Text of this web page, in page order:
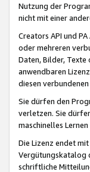
Nutzung der
nicht mit einer
Creators API und
oder mehreren
Daten, Bilder,
anwendbaren
diesen
Sie dürfen den
verletzen. Sie
maschinelles
Die Lizenz endet
Vergütungskatalog
schriftliche